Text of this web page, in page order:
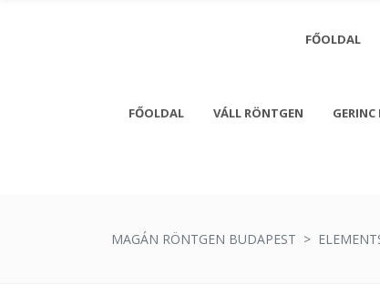
FŐOLDAL VÁLL RÖNTGEN
FŐOLDAL
MAGÁN RÖNTGEN BUDAPEST >